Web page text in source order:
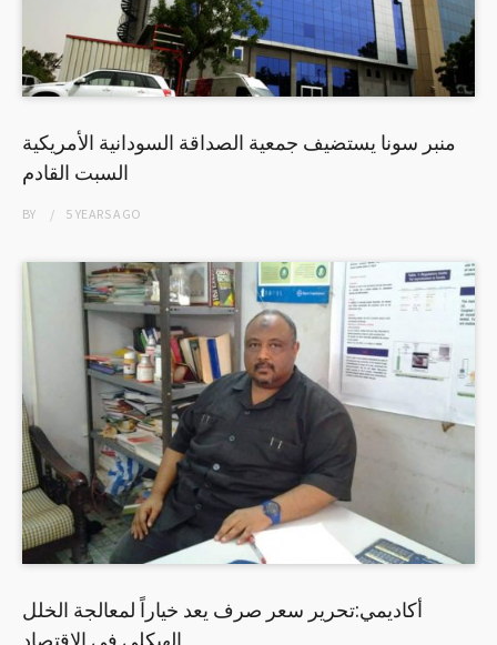
منبر سونا يستضيف جمعية الصداقة السودانية الأمريكية
السبت القادم
BY 5 YEARSAGO
أكاديمي:تحرير سعر صرف يعد خياراً لمعالجة الخلل
الهيكلي في الإقتصاد